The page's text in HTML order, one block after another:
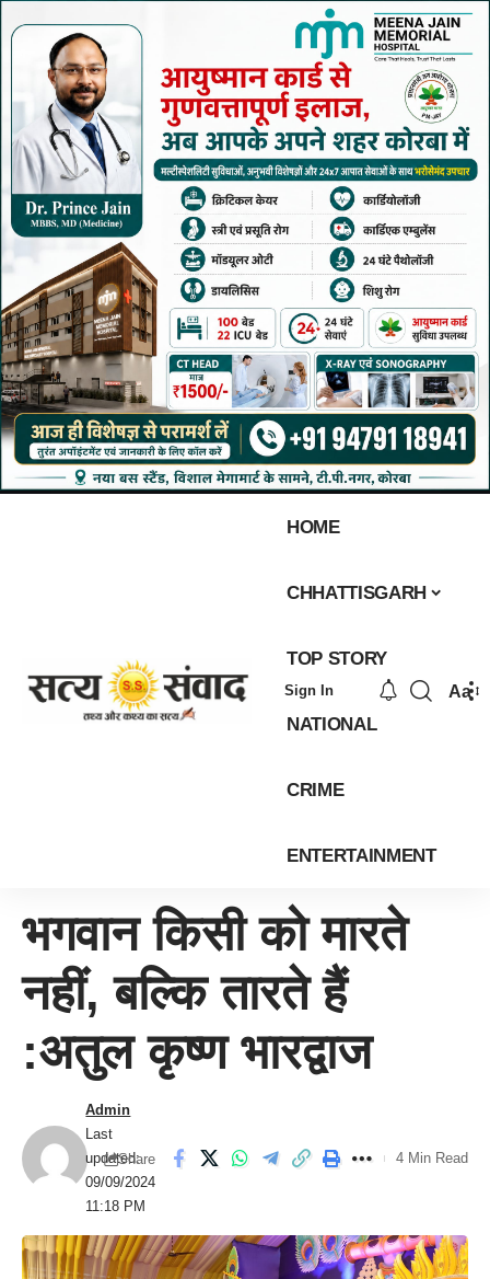
HOME
CHHATTISGARH
TOP STORY
NATIONAL
CRIME
ENTERTAINMENT
Sign In Aa
भगवान किसी को मारते
नहीं, बल्कि तारते हैं
:अतुल कृष्ण भारद्वाज
Last
updated:
09/09/2024
11:18 PM
Admin
Share 4 Min Read